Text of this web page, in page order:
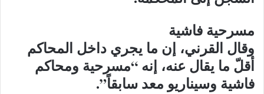
مسرحية فاشية
وقال القرني، إن ما يجري داخل المحاكم
أقلّ ما يقال عنه، إنه “مسرحية ومحاكم
فاشية وسيناريو معد سابقاً”.